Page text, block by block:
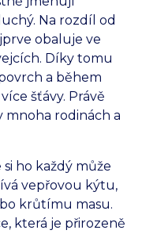
Na rozdíl od
obaluje ve
Díky tomu
a během
šťávy. Právě
mnoha rodinách a
ho každý může
vepřovou kýtu,
krůtímu masu.
která je přirozeně